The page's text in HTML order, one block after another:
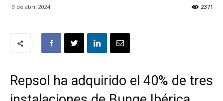
9 de abril 2024 2371
Repsol ha adquirido el 40% de tres